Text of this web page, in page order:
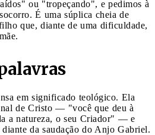
ou "tropeçando", e pedimos à
É uma súplica cheia de
que, diante de uma dificuldade,
em significado teológico. Ela
de Cristo — "você que deu à
a natureza, o seu Criador" — e
da saudação do Anjo Gabriel.